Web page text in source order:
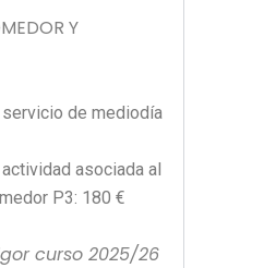
Y
de mediodía
asociada al
P3: 180 €
curso 2025/26